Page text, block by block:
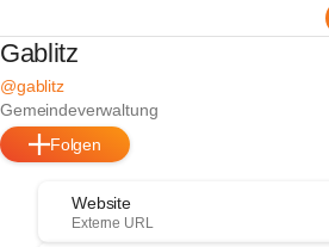
Gablitz
@gablitz
Gemeindeverwaltung
Folgen
Website
Externe URL